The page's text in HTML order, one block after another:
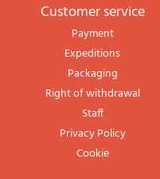
Customer service
Payment
Expeditions
Packaging
Right of withdrawal
Staff
Privacy Policy
Cookie